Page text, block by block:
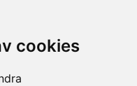
cookies